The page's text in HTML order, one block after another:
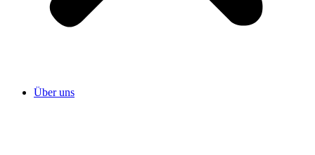
Über uns